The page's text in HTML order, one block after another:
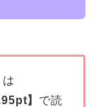
】 で読